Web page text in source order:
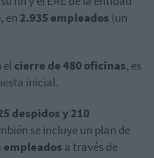
en 2.935 empleados (un
elcierre de 480 oficinas, es
inicial.
despidos y 210
se incluyeun plan de
empleados a través de